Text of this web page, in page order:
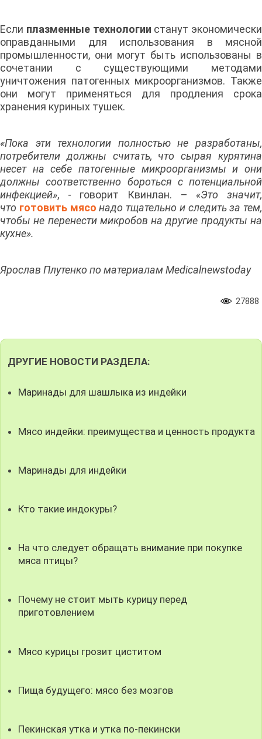
Если плазменные технологии станут экономически
оправданными для использования в мясной
промышленности, они могут быть использованы в
сочетании с существующими методами
уничтожения патогенных микроорганизмов. Также
они могут применяться для продления срока
хранения куриных тушек.
«Пока эти технологии полностью не разработаны,
потребители должны считать, что сырая курятина
несет на себе патогенные микроорганизмы и они
должны соответственно бороться с потенциальной
инфекцией», - говорит Квинлан. – «Это значит,
что готовить мясо надо тщательно и следить за тем,
чтобы не перенести микробов на другие продукты на
кухне».
Ярослав Плутенко по материалам Medicalnewstoday
27888
ДРУГИЕ НОВОСТИ РАЗДЕЛА:
Маринады для шашлыка из индейки
Мясо индейки: преимущества и ценность продукта
Маринады для индейки
Кто такие индокуры?
На что следует обращать внимание при покупке
мяса птицы?
Почему не стоит мыть курицу перед
приготовлением
Мясо курицы грозит циститом
Пища будущего: мясо без мозгов
Пекинская утка и утка по-пекински